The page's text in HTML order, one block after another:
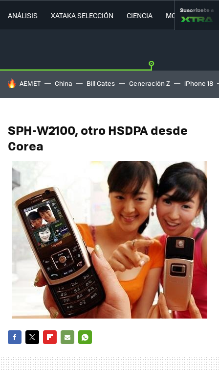
ANÁLISIS XATAKA SELECCIÓN CIENCIA MOVILIDAD
Suscríbete a
HOY SE HABLA DE
AEMET China Bill Gates Generación Z iPhone 18
SPH-W2100, otro HSDPA desde
Corea
MAIL